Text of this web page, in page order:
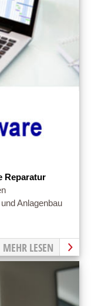
Reparatur
Anlagenbau
MEHR LESEN